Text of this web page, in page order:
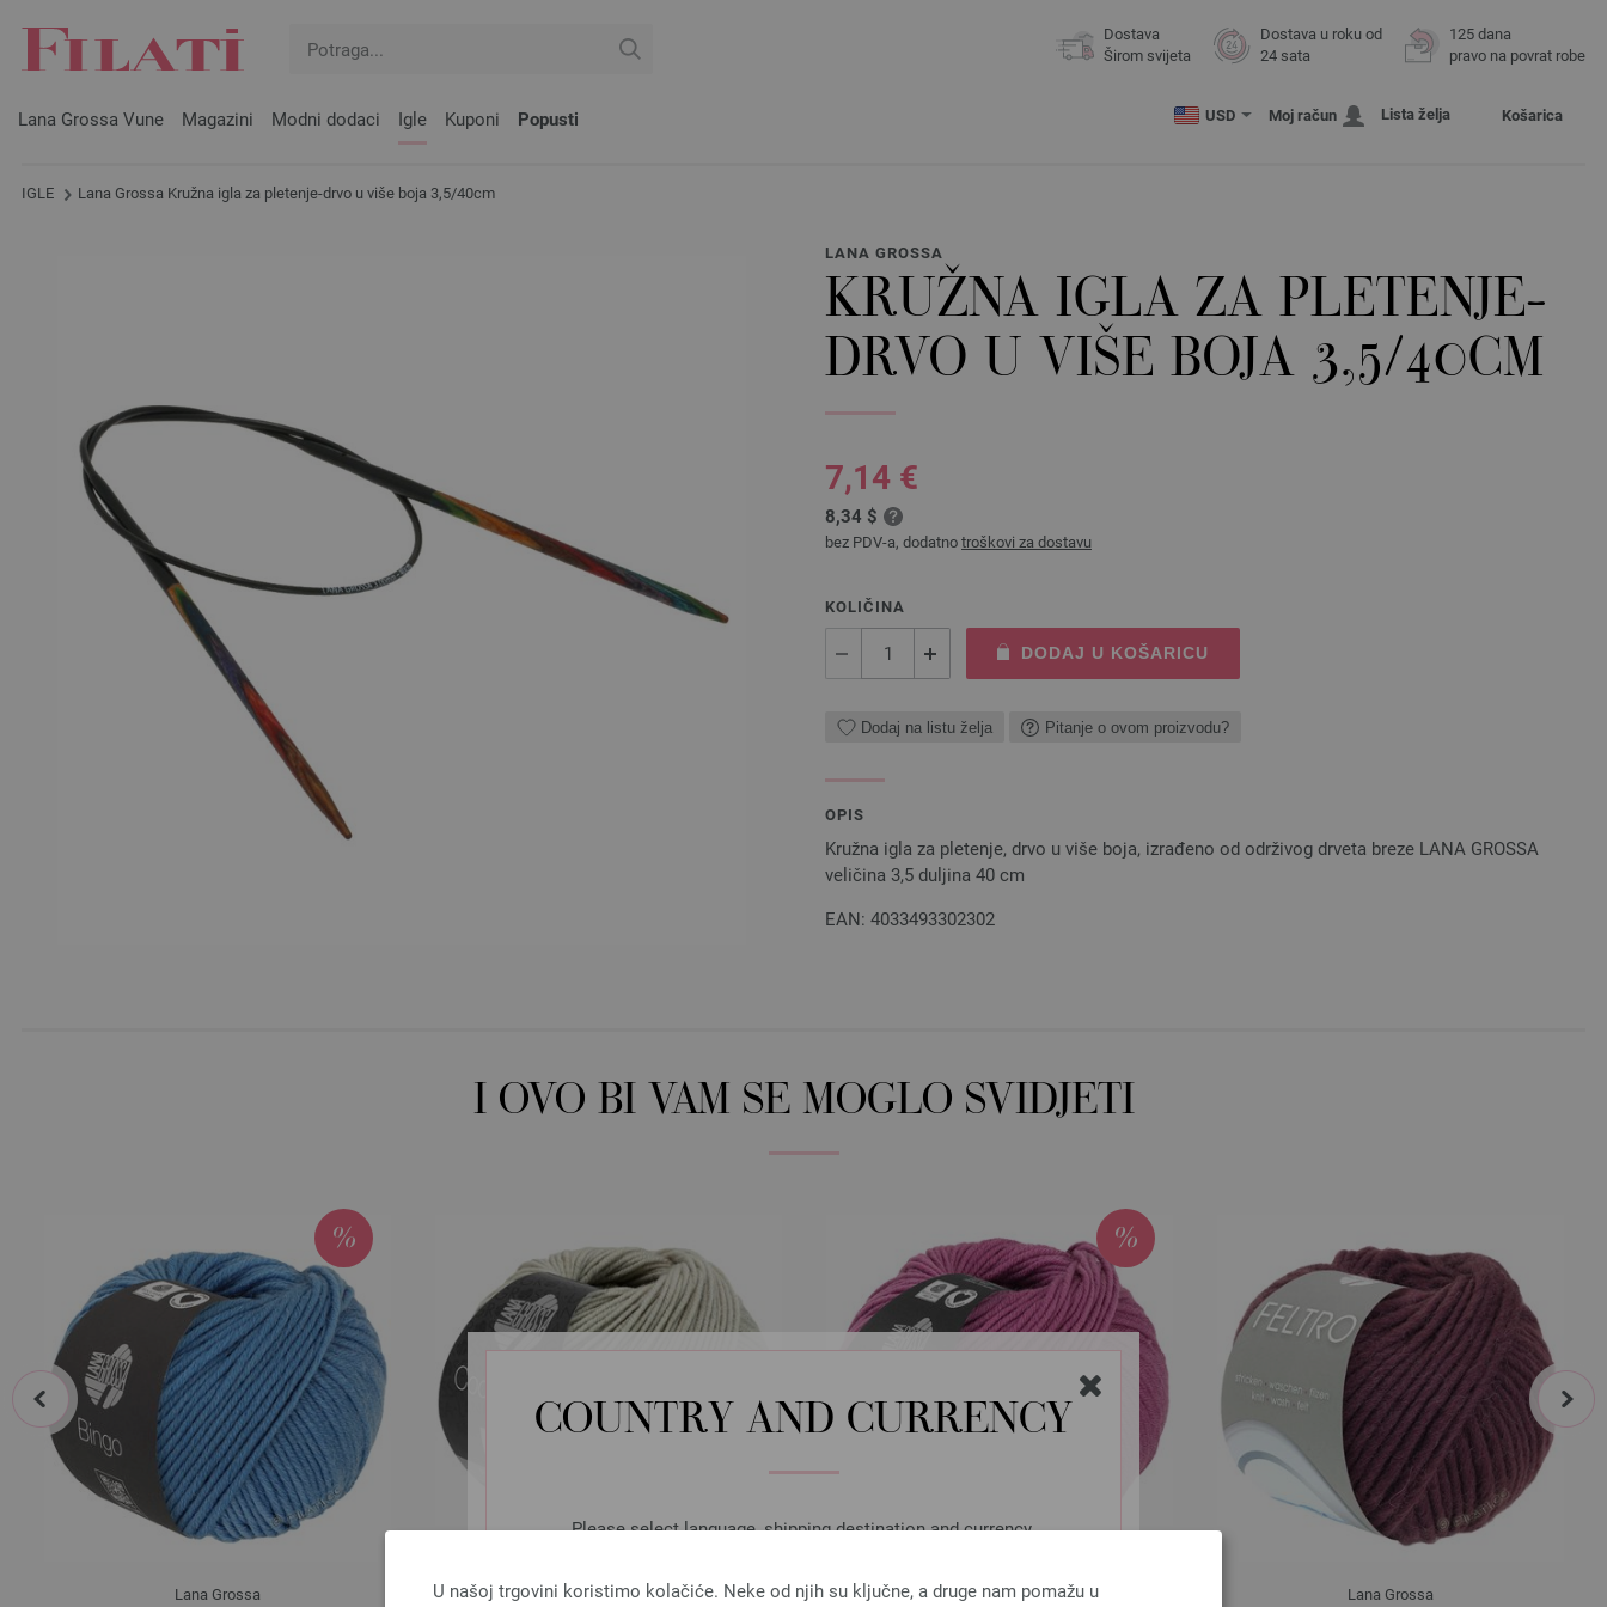
COUNTRY AND CURRENCY
Please select language, shipping destination and currency.
U našoj trgovini koristimo kolačiće. Neke od njih su ključne, a druge nam pomažu u
Dostava
Širom svijeta
Dostava u roku od
24 sata
125 dana
pravo na povrat robe
Lana Grossa Vune Magazini Modni dodaci Igle Kuponi Popusti USD Moj račun Lista želja Košarica
IGLE Lana Grossa Kružna igla za pletenje-drvo u više boja 3,5/40cm
LANA GROSSA
KRUŽNA IGLA ZA PLETENJE-
DRVO U VIŠE BOJA 3,5/40CM
7,14 €
8,34 $
bez PDV-a, dodatno troškovi za dostavu
KOLIČINA
DODAJ U KOŠARICU
Dodaj na listu želja Pitanje o ovom proizvodu?
OPIS
Kružna igla za pletenje, drvo u više boja, izrađeno od održivog drveta breze LANA GROSSA
veličina 3,5 duljina 40 cm
EAN: 4033493302302
I OVO BI VAM SE MOGLO SVIDJETI
Lana Grossa Lana Grossa Lana Grossa Lana Grossa
prev next